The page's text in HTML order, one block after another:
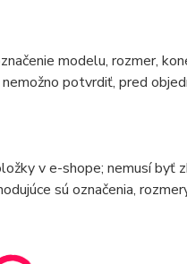
modelu, rozmer,
potvrdiť, pred
v e-shope; nemusí byť
sú označenia,